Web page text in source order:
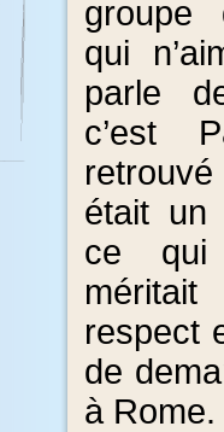
groupe
qui
parle
c’est
était un
ce qui
respect
de
à Rome.